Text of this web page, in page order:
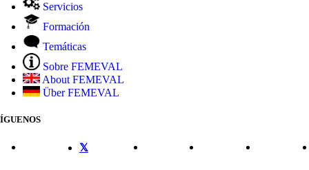
Servicios
Formación
Temáticas
Sobre FEMEVAL
About FEMEVAL
Über FEMEVAL